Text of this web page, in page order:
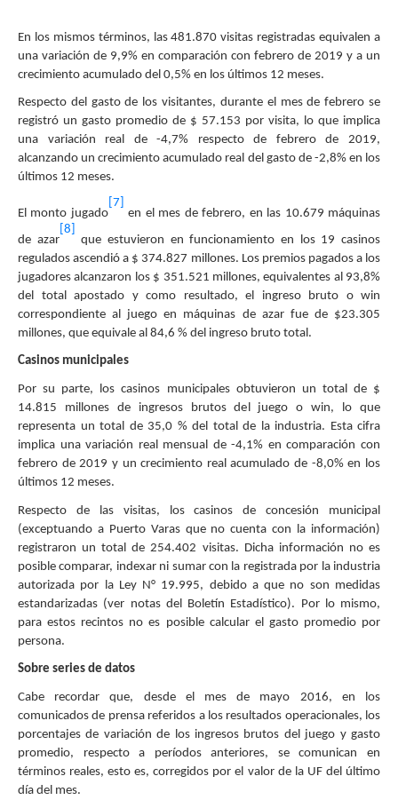
En los mismos términos, las 481.870 visitas registradas equivalen a
una variación de 9,9% en comparación con febrero de 2019 y a un
crecimiento acumulado del 0,5% en los últimos 12 meses.
Respecto del gasto de los visitantes, durante el mes de febrero se
registró un gasto promedio de $ 57.153 por visita, lo que implica
una variación real de -4,7% respecto de febrero de 2019,
alcanzando un crecimiento acumulado real del gasto de -2,8% en los
últimos 12 meses.
El monto jugado
[7]
en el mes de febrero, en las 10.679 máquinas
de azar
[8]
que estuvieron en funcionamiento en los 19 casinos
regulados ascendió a $ 374.827 millones. Los premios pagados a los
jugadores alcanzaron los $ 351.521 millones, equivalentes al 93,8%
del total apostado y como resultado, el ingreso bruto o win
correspondiente al juego en máquinas de azar fue de $23.305
millones, que equivale al 84,6 % del ingreso bruto total.
Casinos municipales
Por su parte, los casinos municipales obtuvieron un total de $
14.815 millones de ingresos brutos del juego o win, lo que
representa un total de 35,0 % del total de la industria. Esta cifra
implica una variación real mensual de -4,1% en comparación con
febrero de 2019 y un crecimiento real acumulado de -8,0% en los
últimos 12 meses.
Respecto de las visitas, los casinos de concesión municipal
(exceptuando a Puerto Varas que no cuenta con la información)
registraron un total de 254.402 visitas. Dicha información no es
posible comparar, indexar ni sumar con la registrada por la industria
autorizada por la Ley N° 19.995, debido a que no son medidas
estandarizadas (ver notas del Boletín Estadístico). Por lo mismo,
para estos recintos no es posible calcular el gasto promedio por
persona.
Sobre series de datos
Cabe recordar que, desde el mes de mayo 2016, en los
comunicados de prensa referidos a los resultados operacionales, los
porcentajes de variación de los ingresos brutos del juego y gasto
promedio, respecto a períodos anteriores, se comunican en
términos reales, esto es, corregidos por el valor de la UF del último
día del mes.